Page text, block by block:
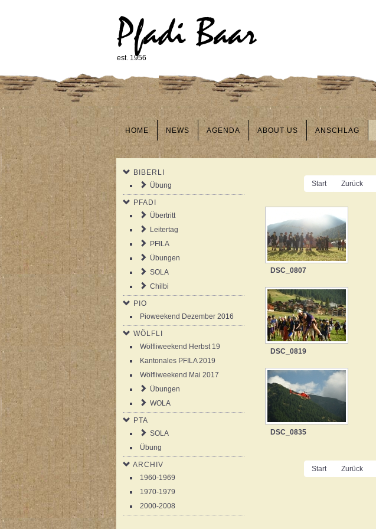
Pfadi Baar
est. 1956
HOME NEWS AGENDA ABOUT US ANSCHLAG
BIBERLI
Übung
PFADI
Übertritt
Leitertag
PFILA
Übungen
SOLA
Chilbi
PIO
Pioweekend Dezember 2016
WÖLFLI
Wölfliweekend Herbst 19
Kantonales PFILA 2019
Wölfliweekend Mai 2017
Übungen
WOLA
PTA
SOLA
Übung
ARCHIV
1960-1969
1970-1979
2000-2008
Start Zurück
DSC_0807
DSC_0819
DSC_0835
Start Zurück